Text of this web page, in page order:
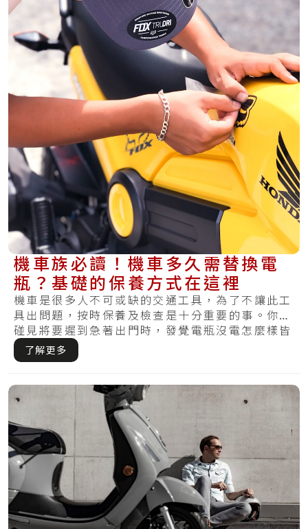
機車族必讀！機車多久需替換電
瓶？基礎的保養方式在這裡
機車是很多人不可或缺的交通工具，為了不讓此工
具出問題，按時保養及檢查是十分重要的事。你有
碰見將要遲到急著出門時，發覺電瓶沒電怎麼樣皆
無法.....
了解更多